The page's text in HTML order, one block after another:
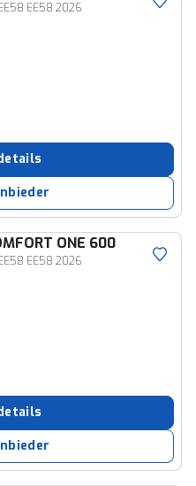
EE58 2026
ONE 600
EE58 2026